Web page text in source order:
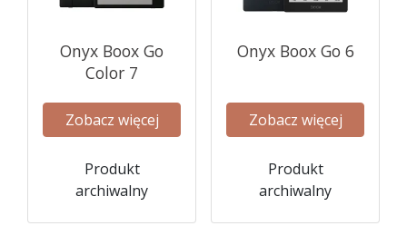
Onyx Boox Go
Color 7
Zobacz więcej
Produkt
archiwalny
Onyx Boox Go 6
Zobacz więcej
Produkt
archiwalny